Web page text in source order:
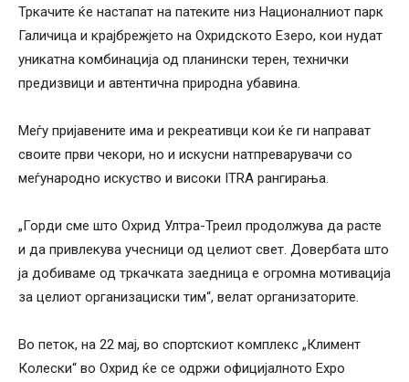
Тркачите ќе настапат на патеките низ Националниот парк
Галичица и крајбрежјето на Охридското Езеро, кои нудат
уникатна комбинација од планински терен, технички
предизвици и автентична природна убавина.
Меѓу пријавените има и рекреативци кои ќе ги направат
своите први чекори, но и искусни натпреварувачи со
меѓународно искуство и високи ITRA рангирања.
„Горди сме што Охрид Ултра-Треил продолжува да расте
и да привлекува учесници од целиот свет. Довербата што
ја добиваме од тркачката заедница е огромна мотивација
за целиот организациски тим“, велат организаторите.
Во петок, на 22 мај, во спортскиот комплекс „Климент
Колески“ во Охрид ќе се одржи официјалното Expo